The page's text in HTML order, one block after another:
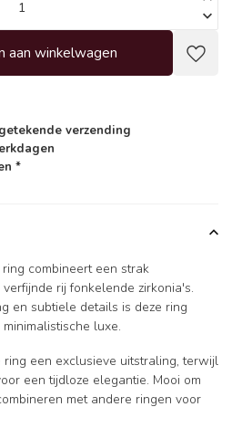
aan winkelwagen
verzending
*
combineert een strak
rij fonkelende zirkonia's.
en subtiele details is deze ring
luxe.
een exclusieve uitstraling, terwijl
een tijdloze elegantie. Mooi om
met andere ringen voor